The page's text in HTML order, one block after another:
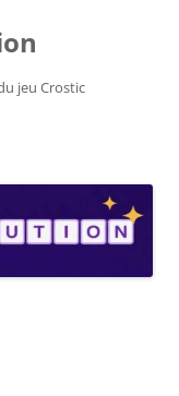
jeu Crostic